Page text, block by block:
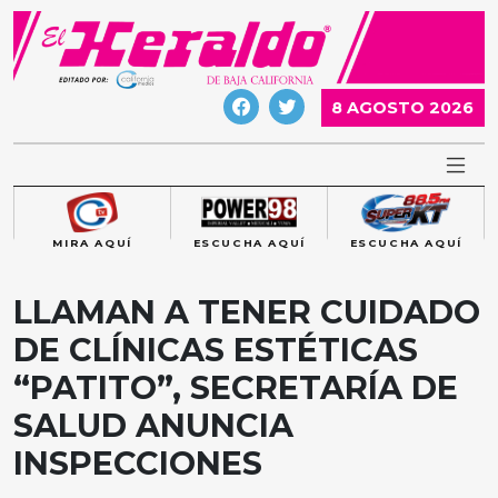
Skip
content
8 AGOSTO 2026
MIRA AQUÍ ESCUCHA AQUÍ ESCUCHA AQUÍ
LLAMAN A TENER CUIDADO
DE CLÍNICAS ESTÉTICAS
“PATITO”, SECRETARÍA DE
SALUD ANUNCIA
INSPECCIONES